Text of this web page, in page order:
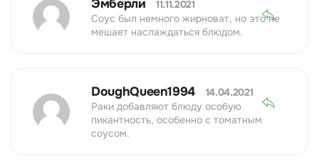
Эмберли
11.11.2021
Соус был немного жирноват, но это не
мешает наслаждаться блюдом.
DoughQueen1994
14.04.2021
Раки добавляют блюду особую
пикантность, особенно с томатным
соусом.